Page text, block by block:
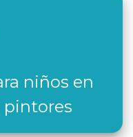
niños en
pintores